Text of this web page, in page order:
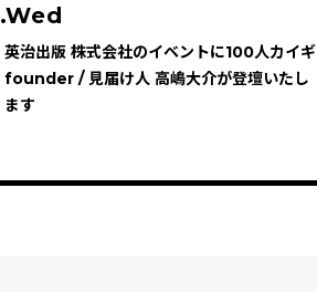
英治出版 株式会社のイベントに100人カイギ
founder / 見届け人 高嶋大介が登壇いたし
ます
.Wed